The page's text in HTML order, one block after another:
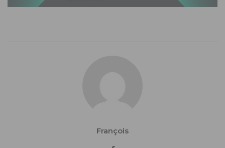
François